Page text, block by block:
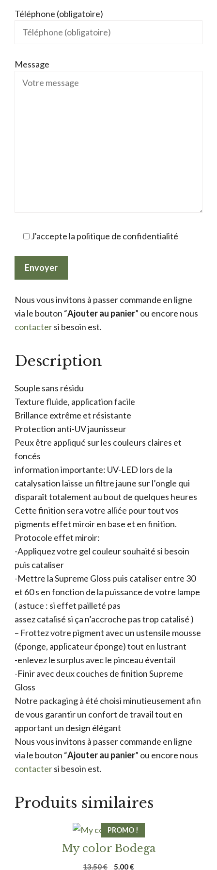
Téléphone (obligatoire)
Message
J'accepte la politique de confidentialité
Nous vous invitons à passer commande en ligne
via le bouton “Ajouter au panier” ou encore nous
contactersi besoin est.
Description
Souple sans résidu
Texture fluide, application facile
Brillance extrême et résistante
Protection anti-UV jaunisseur
Peux être appliqué sur les couleurs claires et
foncés
information importante: UV-LED lors de la
catalysation laisse un filtre jaune sur l’ongle qui
disparaît totalement au bout de quelques heures
Cette finition sera votre alliée pour tout vos
pigments effet miroir en base et en finition.
Protocole effet miroir:
-Appliquez votre gel couleur souhaité si besoin
puis cataliser
-Mettre la Supreme Gloss puis cataliser entre 30
et 60 s en fonction de la puissance de votre lampe
( astuce : si effet pailleté pas
assez catalisé si ça n’accroche pas trop catalisé )
– Frottez votre pigment avec un ustensile mousse
(éponge, applicateur éponge) tout en lustrant
-enlevez le surplus avec le pinceau éventail
-Finir avec deux couches de finition Supreme
Gloss
Notre packaging à été choisi minutieusement afin
de vous garantir un confort de travail tout en
apportant un design élégant
Nous vous invitons à passer commande en ligne
via le bouton “Ajouter au panier” ou encore nous
contactersi besoin est.
Produits similaires
PROMO !
My color Bodega
13.50€
Le
5.00€Le